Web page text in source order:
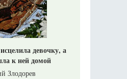
девочку, а
к ней домой
Злодорев